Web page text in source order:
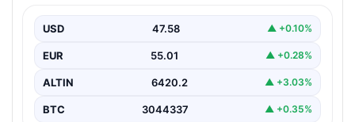
Manchester United ile yollarını ayırmasının ardından
Sancho, kariyerine yeni…
USD 47.58 ▲ +0.10%
EUR 55.01 ▲ +0.28%
ALTIN 6420.2 ▲ +3.03%
BTC 3044337 ▲ +0.35%